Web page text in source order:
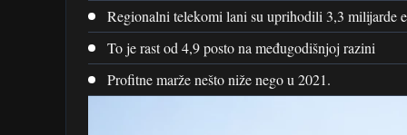
Regionalni telekomi lani su uprihodili 3,3 milijarde
To je rast od 4,9 posto na međugodišnjoj razini
Profitne marže nešto niže nego u 2021.